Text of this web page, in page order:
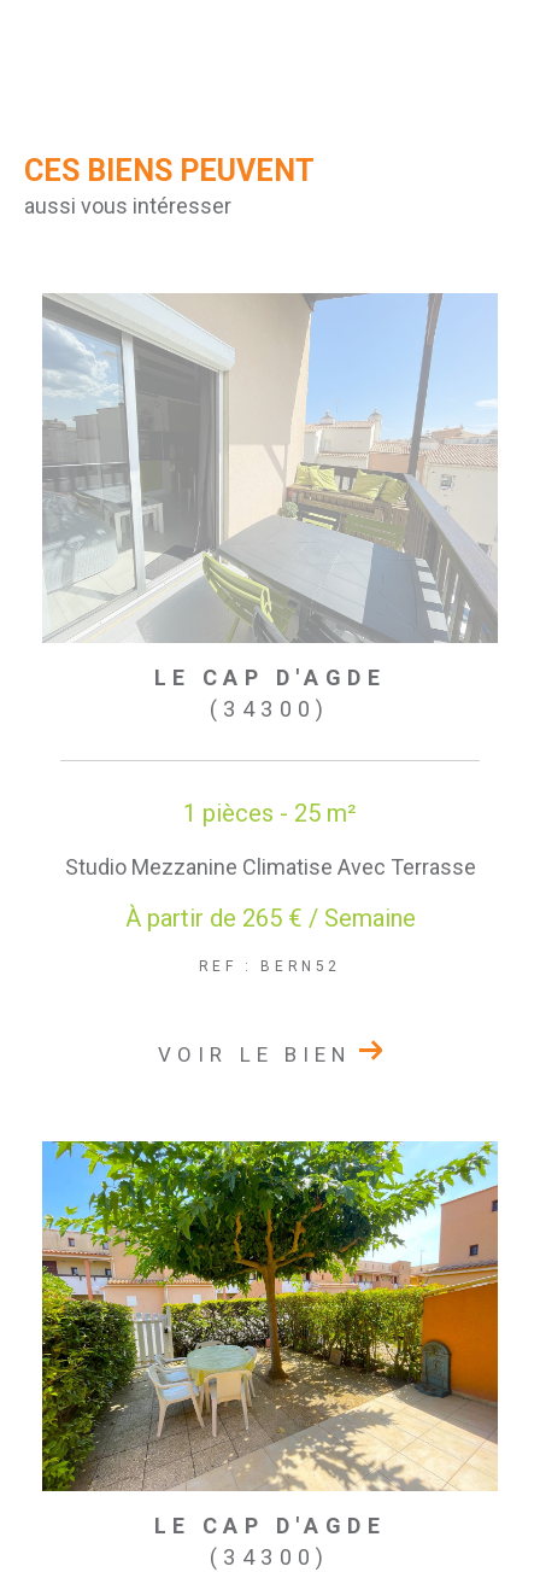
CES BIENS PEUVENT
aussi vous intéresser
LE CAP D'AGDE
(34300)
1 pièces - 25 m²
Studio Mezzanine Climatise Avec Terrasse
À partir de 265 € / Semaine
REF : BERN52
VOIR LE BIEN
LE CAP D'AGDE
(34300)